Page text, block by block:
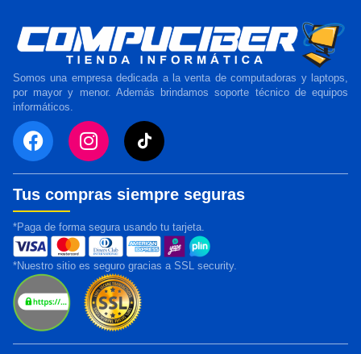
Somos una empresa dedicada a la venta de computadoras y laptops,
por mayor y menor. Además brindamos soporte técnico de equipos
informáticos.
Tus compras siempre seguras
*Paga de forma segura usando tu tarjeta.
*Nuestro sitio es seguro gracias a SSL security.